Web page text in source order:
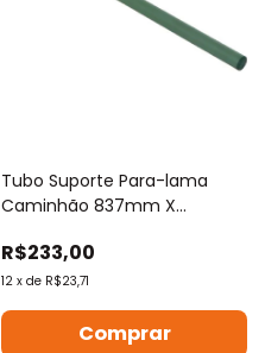
Tubo Suporte Para-lama
Caminhão 837mm X
R$233,00
12 xde R$23,71